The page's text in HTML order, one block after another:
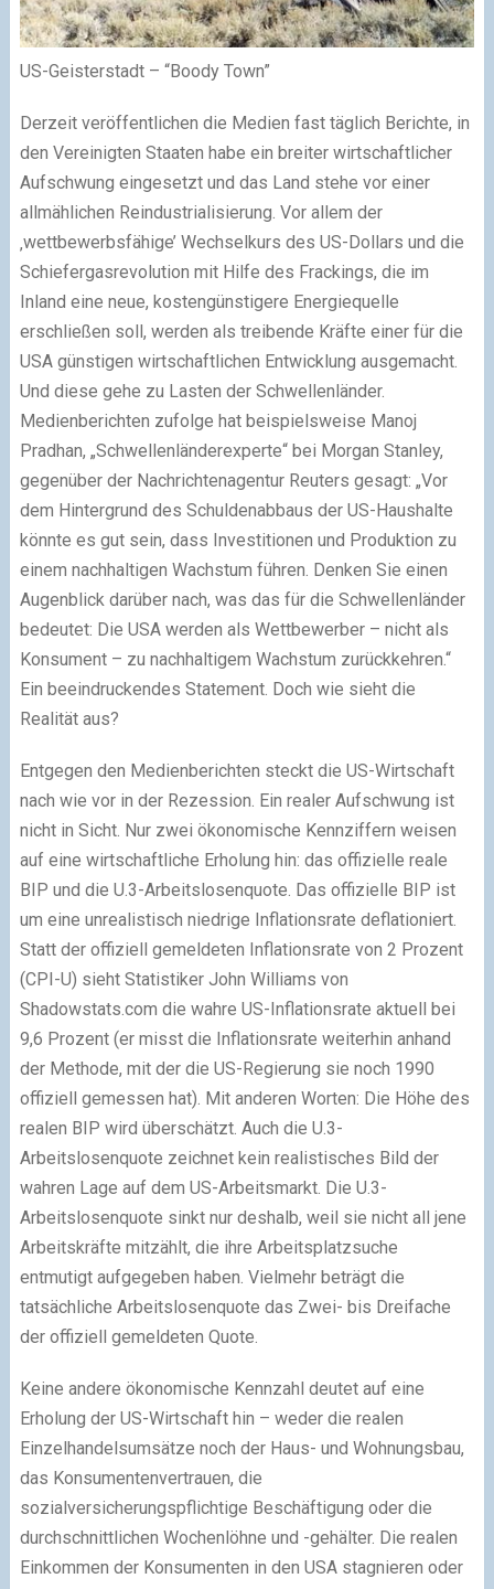
US-Geisterstadt – “Boody Town”
Derzeit veröffentlichen die Medien fast täglich Berichte, in
den Vereinigten Staaten habe ein breiter wirtschaftlicher
Aufschwung eingesetzt und das Land stehe vor einer
allmählichen Reindustrialisierung. Vor allem der
‚wettbewerbsfähige’ Wechselkurs des US-Dollars und die
Schiefergasrevolution mit Hilfe des Frackings, die im
Inland eine neue, kostengünstigere Energiequelle
erschließen soll, werden als treibende Kräfte einer für die
USA günstigen wirtschaftlichen Entwicklung ausgemacht.
Und diese gehe zu Lasten der Schwellenländer.
Medienberichten zufolge hat beispielsweise Manoj
Pradhan, „Schwellenländerexperte“ bei Morgan Stanley,
gegenüber der Nachrichtenagentur Reuters gesagt: „Vor
dem Hintergrund des Schuldenabbaus der US-Haushalte
könnte es gut sein, dass Investitionen und Produktion zu
einem nachhaltigen Wachstum führen. Denken Sie einen
Augenblick darüber nach, was das für die Schwellenländer
bedeutet: Die USA werden als Wettbewerber – nicht als
Konsument – zu nachhaltigem Wachstum zurückkehren.“
Ein beeindruckendes Statement. Doch wie sieht die
Realität aus?
Entgegen den Medienberichten steckt die US-Wirtschaft
nach wie vor in der Rezession. Ein realer Aufschwung ist
nicht in Sicht. Nur zwei ökonomische Kennziffern weisen
auf eine wirtschaftliche Erholung hin: das offizielle reale
BIP und die U.3-Arbeitslosenquote. Das offizielle BIP ist
um eine unrealistisch niedrige Inflationsrate deflationiert.
Statt der offiziell gemeldeten Inflationsrate von 2 Prozent
(CPI-U) sieht Statistiker John Williams von
Shadowstats.com die wahre US-Inflationsrate aktuell bei
9,6 Prozent (er misst die Inflationsrate weiterhin anhand
der Methode, mit der die US-Regierung sie noch 1990
offiziell gemessen hat). Mit anderen Worten: Die Höhe des
realen BIP wird überschätzt. Auch die U.3-
Arbeitslosenquote zeichnet kein realistisches Bild der
wahren Lage auf dem US-Arbeitsmarkt. Die U.3-
Arbeitslosenquote sinkt nur deshalb, weil sie nicht all jene
Arbeitskräfte mitzählt, die ihre Arbeitsplatzsuche
entmutigt aufgegeben haben. Vielmehr beträgt die
tatsächliche Arbeitslosenquote das Zwei- bis Dreifache
der offiziell gemeldeten Quote.
Keine andere ökonomische Kennzahl deutet auf eine
Erholung der US-Wirtschaft hin – weder die realen
Einzelhandelsumsätze noch der Haus- und Wohnungsbau,
das Konsumentenvertrauen, die
sozialversicherungspflichtige Beschäftigung oder die
durchschnittlichen Wochenlöhne und -gehälter. Die realen
Einkommen der Konsumenten in den USA stagnieren oder